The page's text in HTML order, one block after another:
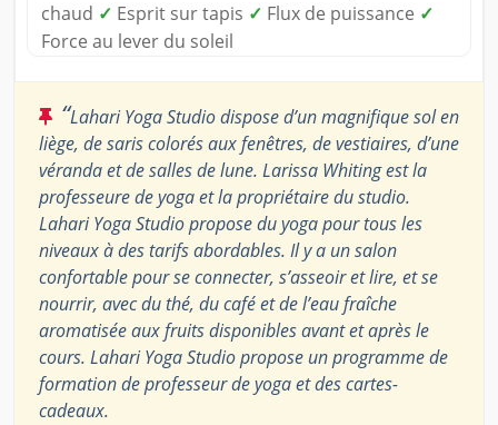
chaud ✓ Esprit sur tapis ✓ Flux de puissance ✓
Force au lever du soleil
“Lahari Yoga Studio dispose d’un magnifique sol en
liège, de saris colorés aux fenêtres, de vestiaires, d’une
véranda et de salles de lune. Larissa Whiting est la
professeure de yoga et la propriétaire du studio.
Lahari Yoga Studio propose du yoga pour tous les
niveaux à des tarifs abordables. Il y a un salon
confortable pour se connecter, s’asseoir et lire, et se
nourrir, avec du thé, du café et de l’eau fraîche
aromatisée aux fruits disponibles avant et après le
cours. Lahari Yoga Studio propose un programme de
formation de professeur de yoga et des cartes-
cadeaux.